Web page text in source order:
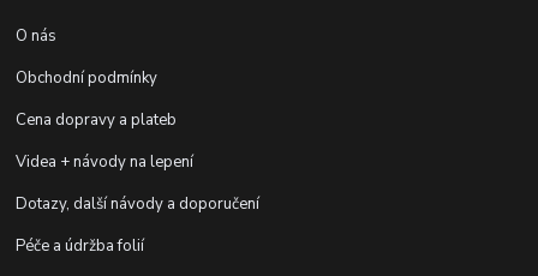
O nás
Obchodní podmínky
Cena dopravy a plateb
Videa + návody na lepení
Dotazy, další návody a doporučení
Péče a údržba folií